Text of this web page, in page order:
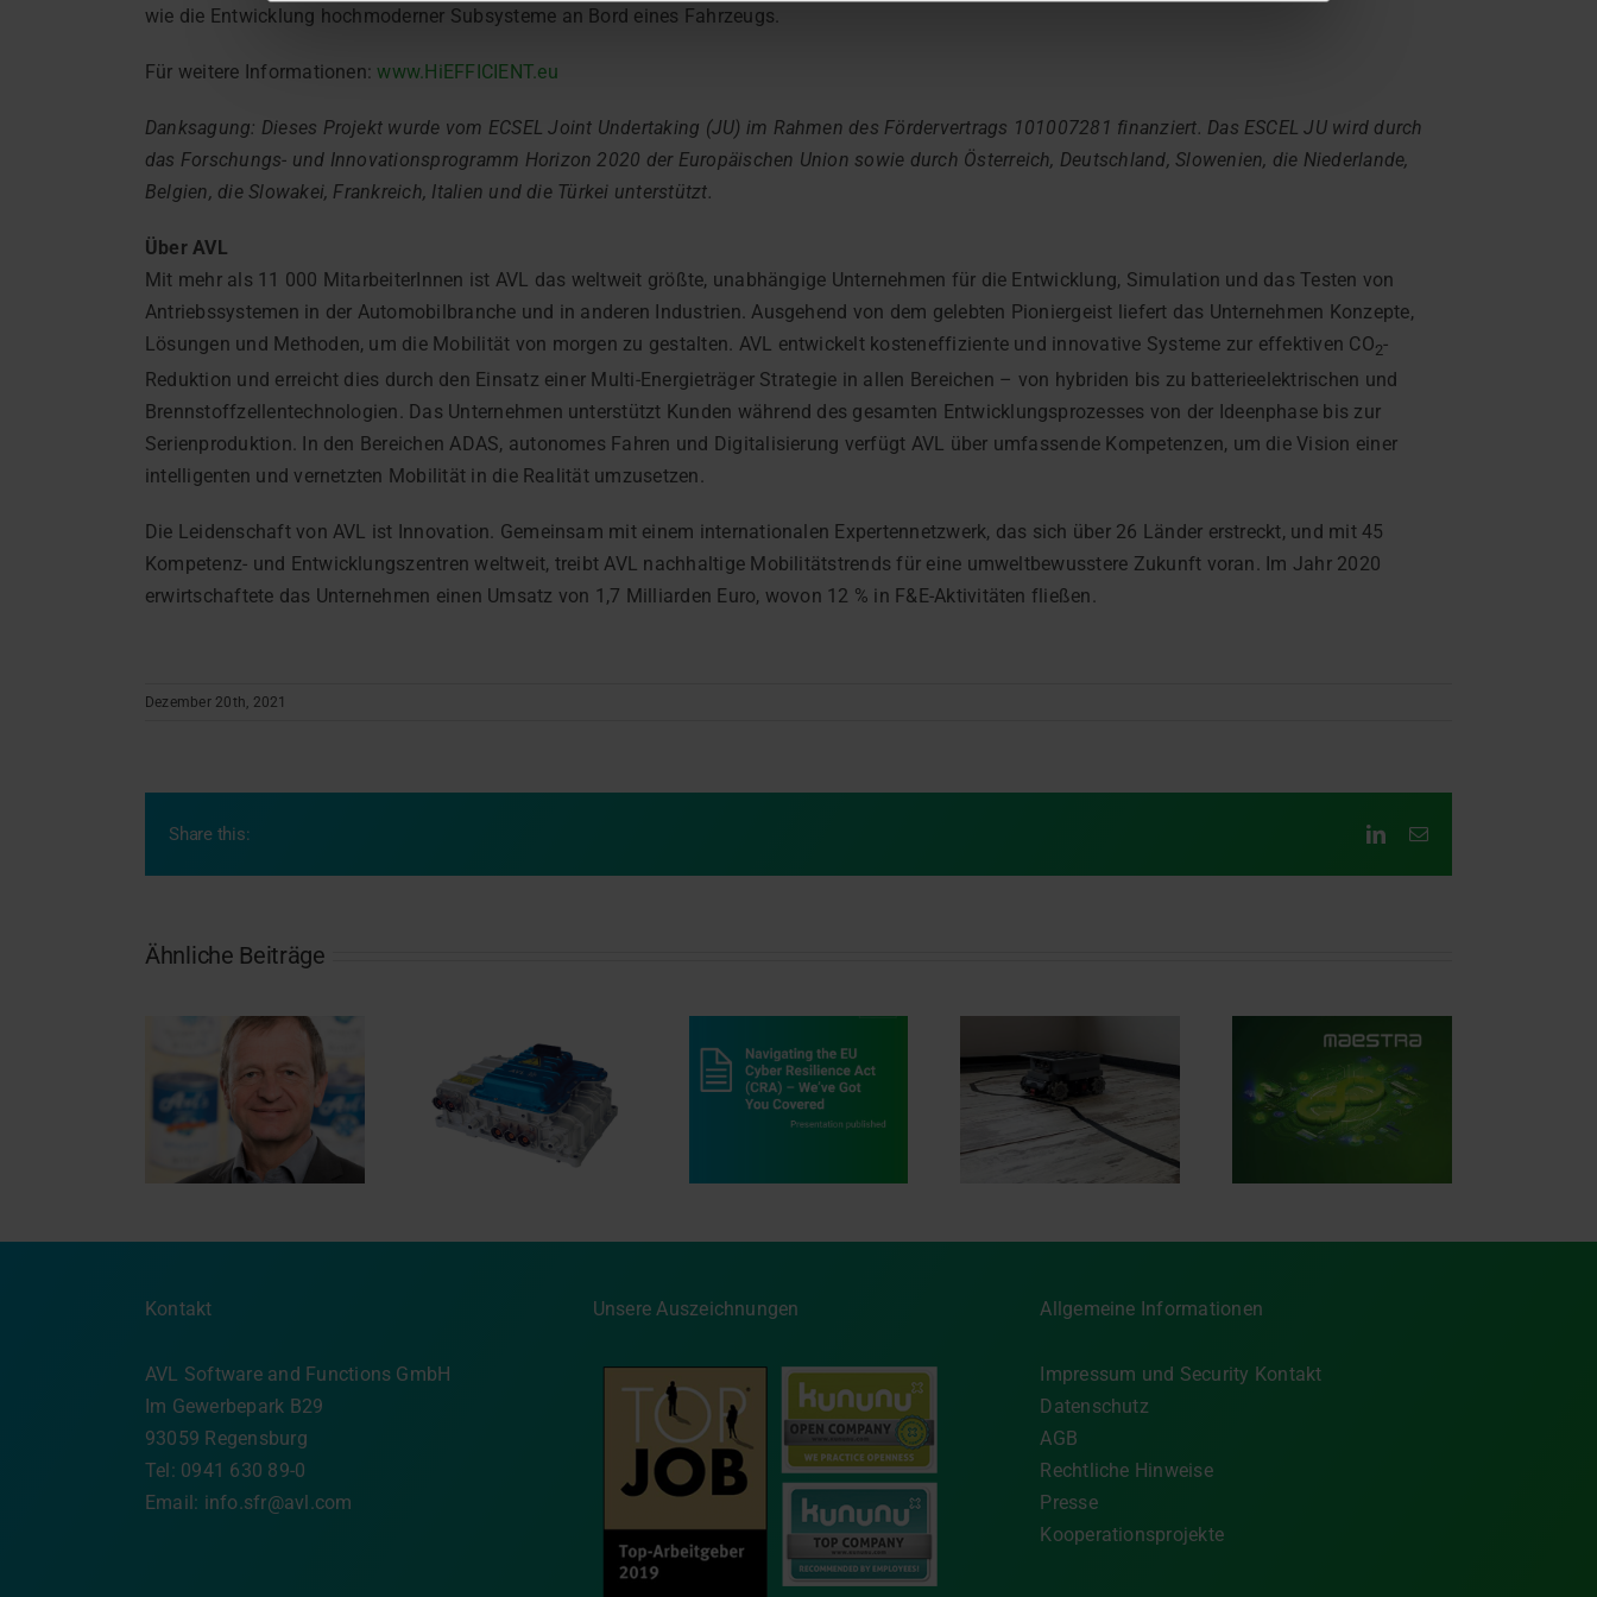
wie die Entwicklung hochmoderner Subsysteme an Bord eines Fahrzeugs.
Für weitere Informationen:www.HiEFFICIENT.eu
Danksagung: Dieses Projekt wurde vom ECSEL Joint Undertaking (JU) im Rahmen des Fördervertrags 101007281 finanziert. Das ESCEL JU wird durch
das Forschungs- und Innovationsprogramm Horizon 2020 der Europäischen Union sowie durch Österreich, Deutschland, Slowenien, die Niederlande,
Belgien, die Slowakei, Frankreich, Italien und die Türkei unterstützt.
Über AVL
Mit mehr als 11 000 MitarbeiterInnen ist AVL das weltweit größte, unabhängige Unternehmen für die Entwicklung, Simulation und das Testen von
Antriebssystemen in der Automobilbranche und in anderen Industrien. Ausgehend von dem gelebten Pioniergeist liefert das Unternehmen Konzepte,
Lösungen und Methoden, um die Mobilität von morgen zu gestalten. AVL entwickelt kosteneffiziente und innovative Systeme zur effektiven CO2-
Reduktion und erreicht dies durch den Einsatz einer Multi-Energieträger Strategie in allen Bereichen – von hybriden bis zu batterieelektrischen und
Brennstoffzellentechnologien. Das Unternehmen unterstützt Kunden während des gesamten Entwicklungsprozesses von der Ideenphase bis zur
Serienproduktion. In den Bereichen ADAS, autonomes Fahren und Digitalisierung verfügt AVL über umfassende Kompetenzen, um die Vision einer
intelligenten und vernetzten Mobilität in die Realität umzusetzen.
Die Leidenschaft von AVL ist Innovation. Gemeinsam mit einem internationalen Expertennetzwerk, das sich über 26 Länder erstreckt, und mit 45
Kompetenz- und Entwicklungszentren weltweit, treibt AVL nachhaltige Mobilitätstrends für eine umweltbewusstere Zukunft voran. Im Jahr 2020
erwirtschaftete das Unternehmen einen Umsatz von 1,7 Milliarden Euro, wovon 12 % in F&E-Aktivitäten fließen.
Dezember 20th, 2021
Share this: LinkedIn
E-
Ähnliche Beiträge
Wechselrichter neu
gedacht: die Vorteile
von 800-Volt-SiC
(Siliziumkarbid)
Plattformen
Die Anforderungen
des EU Cyber
Resilience Act sicher
meistern – wir
unterstützen Sie dabei
Innovation in
Bewegung
Die Zukunft der
Automotive Software
gestalten – mit AVL
MAESTRA®.SIGNAL
Kontakt
AVL Software and Functions GmbH
Im Gewerbepark B29
93059 Regensburg
Tel: 0941 630 89-0
Email: info.sfr@avl.com
Unsere Auszeichnungen Allgemeine Informationen
Impressum und Security Kontakt
Datenschutz
AGB
Rechtliche Hinweise
Presse
Kooperationsprojekte